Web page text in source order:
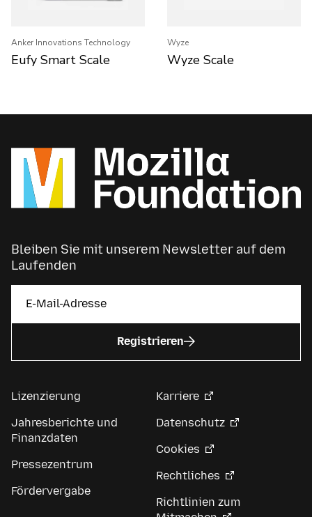
Anker Innovations Technology
Eufy Smart Scale
Wyze
Wyze Scale
Bleiben Sie mit unserem Newsletter auf dem
Laufenden
Registrieren
Lizenzierung
Jahresberichte und
Finanzdaten
Pressezentrum
Fördervergabe
Karriere
Datenschutz
Cookies
Rechtliches
Richtlinien zum